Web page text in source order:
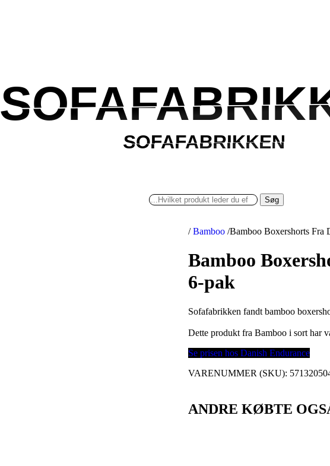
SOFAFABRIKKEN
SOFAFABRIKKEN
Søg
/ Bamboo /Bamboo Boxershorts Fra
Bamboo
6-pak
Sofafabrikken fandt bamboo
Dette produkt fra Bamboo i sort har
Se prisen hos Danish Endurance
VARENUMMER (SKU):
ANDRE KØBTE